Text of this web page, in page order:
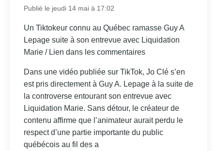
Publié le jeudi 14 mai à 17:02
Un Tiktokeur connu au Québec ramasse Guy A
Lepage suite à son entrevue avec Liquidation
Marie / Lien dans les commentaires
Dans une vidéo publiée sur TikTok, Jo Clé s’en
est pris directement à Guy A. Lepage à la suite de
la controverse entourant son entrevue avec
Liquidation Marie. Sans détour, le créateur de
contenu affirme que l’animateur aurait perdu le
respect d’une partie importante du public
québécois au fil des a